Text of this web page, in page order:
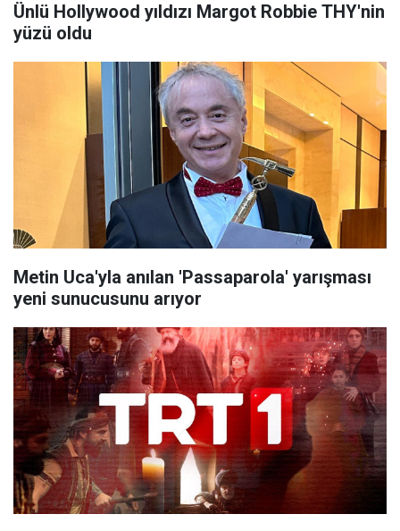
Ünlü Hollywood yıldızı Margot Robbie THY'nin
yüzü oldu
Metin Uca'yla anılan 'Passaparola' yarışması
yeni sunucusunu arıyor